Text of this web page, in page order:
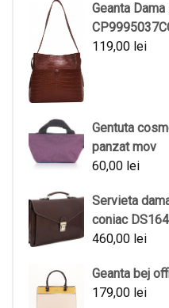
Geanta
119,00 lei
Gentuta
panzat mov
60,00 lei
Servieta
coniac
460,00 lei
Geanta bej
179,00 lei